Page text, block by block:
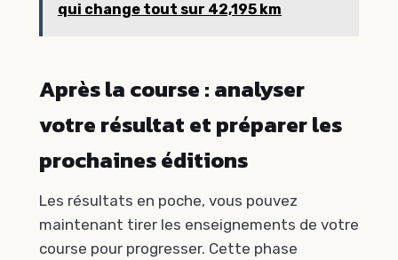
qui change tout sur 42,195 km
Après la course : analyser
votre résultat et préparer les
prochaines éditions
Les résultats en poche, vous pouvez
maintenant tirer les enseignements de votre
course pour progresser. Cette phase